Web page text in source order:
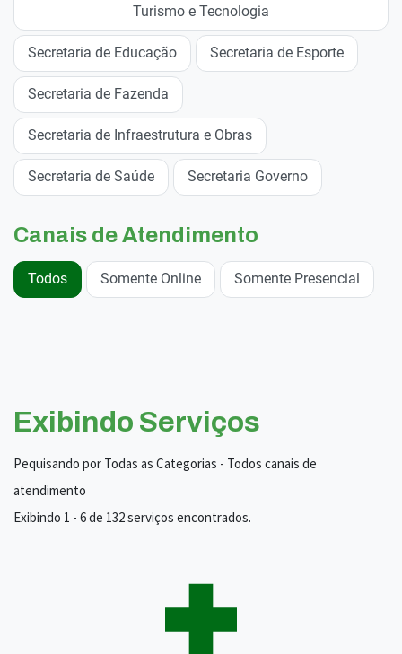
Turismo e Tecnologia
Secretaria de Educação Secretaria de Esporte
Secretaria de Fazenda
Secretaria de Infraestrutura e Obras
Secretaria de Saúde Secretaria Governo
Canais de Atendimento
Todos Somente Online Somente Presencial
Exibindo Serviços
Pequisando por Todas as Categorias - Todos canais de
atendimento
Exibindo 1 - 6 de 132 serviços encontrados.